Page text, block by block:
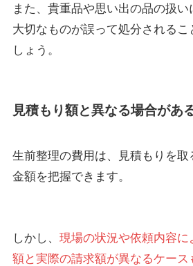
また、貴重品や思い出の品の扱い
大切なものが誤って処分されるこ
しょう。
見積もり額と異なる場合があ
生前整理の費用は、見積もりを
金額を把握できます。
しかし、 現場の状況や依頼内容に
額と実際の請求額が異なるケース